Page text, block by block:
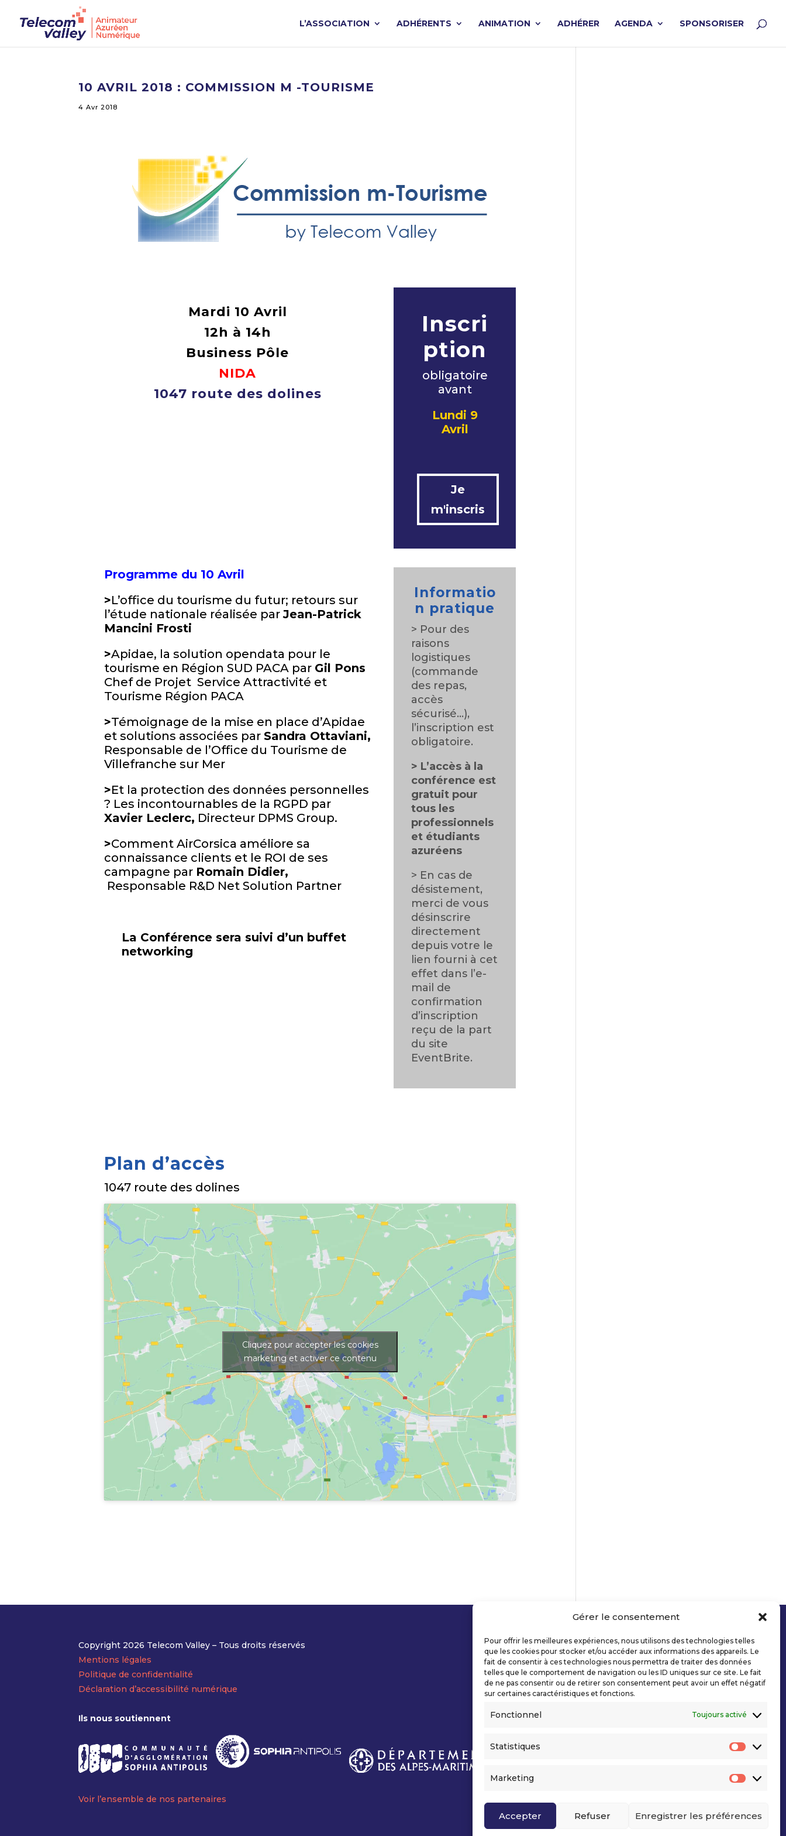
Gérer le consentement
Pour offrir les meilleures expériences, nous utilisons des technologies telles
que les cookies pour stocker et/ou accéder aux informations des appareils. Le
fait de consentir à ces technologies nous permettra de traiter des données
telles que le comportement de navigation ou les ID uniques sur ce site. Le fait
de ne pas consentir ou de retirer son consentement peut avoir un effet négatif
sur certaines caractéristiques et fonctions.
Fonctionnel Toujours activé
Statistiques
Marketing
Accepter Refuser Enregistrer les préférences
L’ASSOCIATION ADHÉRENTS ANIMATION ADHÉRER AGENDA SPONSORISER
10 AVRIL 2018 : COMMISSION M -TOURISME
4 Avr 2018
Mardi 10 Avril
12h à 14h
Business Pôle
NIDA
1047 route des dolines
Inscri
ption
obligatoire
avant
Lundi 9
Avril
Je
m'inscris
Programme du 10 Avril
>L’office du tourisme du futur; retours sur
l’étude nationale réalisée parJean-Patrick
Mancini Frosti
>Apidae, la solution opendata pour le
tourisme en Région SUD PACA par Gil Pons
Chef de Projet Service Attractivité et
Tourisme Région PACA
>Témoignage de la mise en place d’Apidae
et solutions associées par Sandra Ottaviani,
Responsable de l’Office du Tourisme de
Villefranche sur Mer
>Et la protection des données personnelles
? Les incontournables de la RGPD par
Xavier Leclerc, Directeur DPMS Group.
>Comment AirCorsica améliore sa
connaissance clients et le ROI de ses
campagne par Romain Didier,
Responsable R&D Net Solution Partner
La Conférence sera suivi d’un buffet
networking
Informatio
n pratique
> Pour des
raisons
logistiques
(commande
des repas,
accès
sécurisé…),
l’inscription est
obligatoire.
> L’accès à la
conférence est
gratuit pour
tous les
professionnels
et étudiants
azuréens
> En cas de
désistement,
merci de vous
désinscrire
directement
depuis votre le
lien fourni à cet
effet dans l’e-
mail de
confirmation
d’inscription
reçu de la part
du site
EventBrite.
Plan d’accès
1047 route des dolines
Cliquez pour accepter les cookies
marketing et activer ce contenu
Copyright 2026 Telecom Valley – Tous droits réservés
Mentions légales
Politique de confidentialité
Déclaration d’accessibilité numérique
Ils nous soutiennent
Voir l’ensemble de nos partenaires